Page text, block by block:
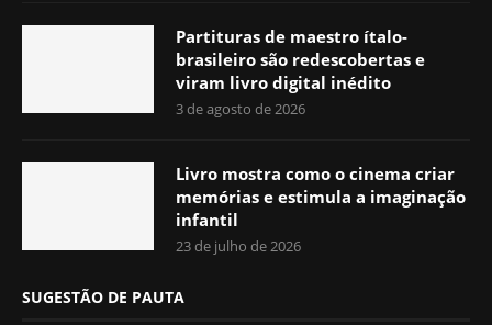
Partituras de maestro ítalo-
brasileiro são redescobertas e
viram livro digital inédito
3 de agosto de 2026
Livro mostra como o cinema criar
memórias e estimula a imaginação
infantil
23 de julho de 2026
SUGESTÃO DE PAUTA